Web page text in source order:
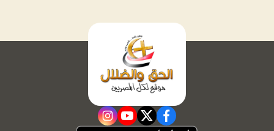
facebook
twitter
youtube
instagram